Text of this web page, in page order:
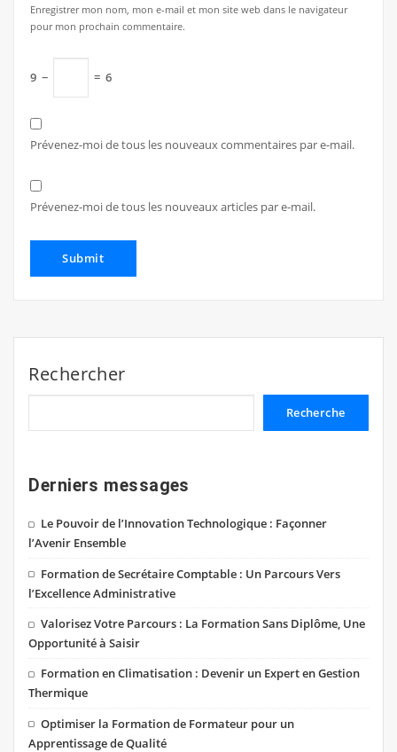
Enregistrer mon nom, mon e-mail et mon site web dans le navigateur
pour mon prochain commentaire.
9 − = 6
Prévenez-moi de tous les nouveaux commentaires par e-mail.
Prévenez-moi de tous les nouveaux articles par e-mail.
Rechercher
Recherche
Derniers messages
Le Pouvoir de l’Innovation Technologique : Façonner
l’Avenir Ensemble
Formation de Secrétaire Comptable : Un Parcours Vers
l’Excellence Administrative
Valorisez Votre Parcours : La Formation Sans Diplôme, Une
Opportunité à Saisir
Formation en Climatisation : Devenir un Expert en Gestion
Thermique
Optimiser la Formation de Formateur pour un
Apprentissage de Qualité